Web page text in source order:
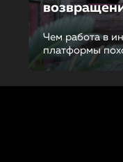
Чем работа в
платформы